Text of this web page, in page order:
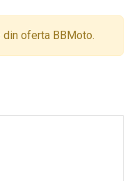
oferta BBMoto.